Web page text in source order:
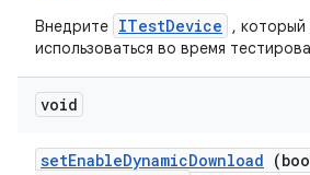
Внедрите ITestDevice
, который
использоваться во время
void
setEnableDynamicDownload